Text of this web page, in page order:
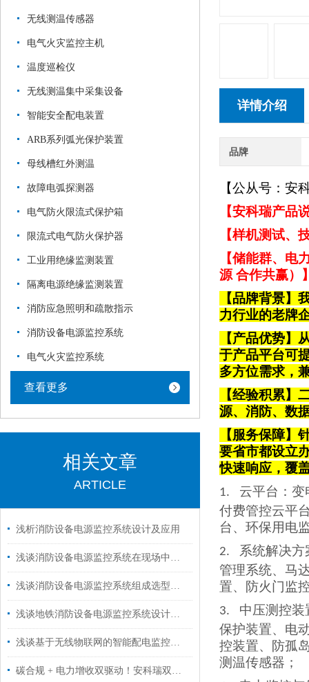
无线测温传感器
电气火灾监控主机
温度巡检仪
无线测温集中采集设备
智能安全配电装置
ARB系列弧光保护装置
母线槽红外测温
故障电弧探测器
电气防火限流式保护箱
限流式电气防火保护器
工业用绝缘监测装置
隔离电源绝缘监测装置
消防应急照明和疏散指示
消防设备电源监控系统
电气火灾监控系统
查看更多
相关文章
ARTICLE
浅析消防设备电源监控系统设计及应用
浅谈消防设备电源监控系统在现场中的应用分析与产品选型
浅谈消防设备电源监控系统组成选型及安装
浅谈地铁消防设备电源监控系统设计与产品选型
浅谈基于无线物联网的智能配电监控系统设计应用
碳合规 + 电力增收双驱动！安科瑞双增值方案，适配江苏园区零碳转型新政
详情介绍
品牌
【公从号：安
【安科瑞产品
【样机测试、
【储能群、电
源 合作共赢）
【品牌背景】
力行业的老牌
【产品优势】
于产品平台可
多方位需求，
【经验积累】
源、消防、数
【服务保障
要省市都设立
快速响应，覆
1. 云平台 ：
付费管控云平
台、环保用电
2.
系统解决
管理系统、马
置、防火门监
3.
中压测控
保护装置、电
控装置、防孤
测温传感器 ；